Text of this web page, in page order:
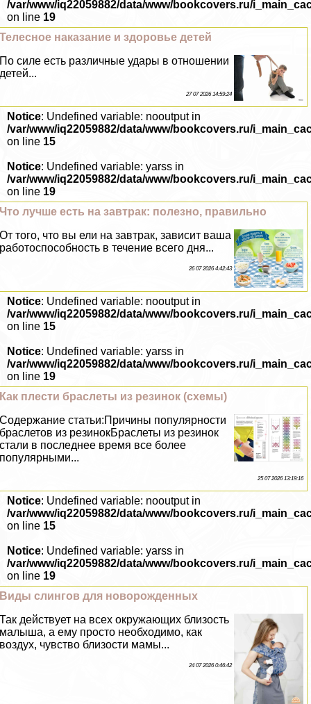
/var/www/iq22059882/data/www/bookcovers.ru/
on line 19
Телесное наказание и здоровье детей
По силе есть различные удары в отношении
детей...
27 07 2026 14:59:24
Notice: Undefined variable: nooutput in
/var/www/iq22059882/data/www/bookcovers.ru/
on line 15
Notice: Undefined variable: yarss in
/var/www/iq22059882/data/www/bookcovers.ru/
on line 19
Что лучше есть на завтpaк: полезно, правильно
От того, что вы ели на завтpaк, зависит ваша
работоспособность в течение всего дня...
26 07 2026 4:42:43
Notice: Undefined variable: nooutput in
/var/www/iq22059882/data/www/bookcovers.ru/
on line 15
Notice: Undefined variable: yarss in
/var/www/iq22059882/data/www/bookcovers.ru/
on line 19
Как плести браслеты из резинок (схемы)
Содержание статьи:Причины популярности
браслетов из резинокБраслеты из резинок
стали в последнее время все более
популярными...
25 07 2026 13:19:16
Notice: Undefined variable: nooutput in
/var/www/iq22059882/data/www/bookcovers.ru/
on line 15
Notice: Undefined variable: yarss in
/var/www/iq22059882/data/www/bookcovers.ru/
on line 19
Виды слингов для новорожденных
Так действует на всех окружающих близость
малыша, а ему просто необходимо, как
воздух, чувство близости мамы...
24 07 2026 0:46:42